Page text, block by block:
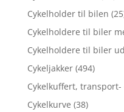
Cykelholder til bilen
Cykelholdere til biler
Cykelholdere til biler
Cykeljakker (494)
Cykelkuffert,
Cykelkurve (38)